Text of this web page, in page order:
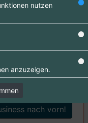
und
ganz
dein
Eintrag!
nach vorn!
nutzen
anzuzeigen.